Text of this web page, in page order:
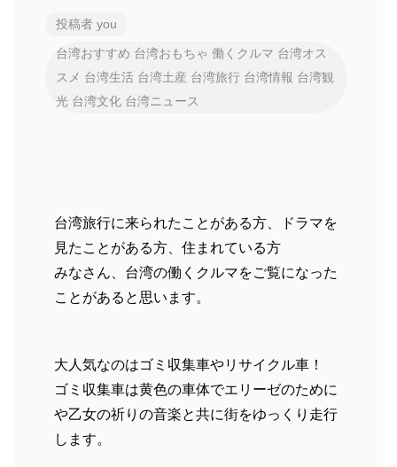
投稿者 you
台湾おすすめ 台湾おもちゃ 働くクルマ 台湾オス
スメ 台湾生活 台湾土産 台湾旅行 台湾情報 台湾観
光 台湾文化 台湾ニュース
台湾旅行に来られたことがある方、ドラマを
見たことがある方、住まれている方
みなさん、台湾の働くクルマをご覧になった
ことがあると思います。
大人気なのはゴミ収集車やリサイクル車！
ゴミ収集車は黄色の車体でエリーゼのために
や乙女の祈りの音楽と共に街をゆっくり走行
します。